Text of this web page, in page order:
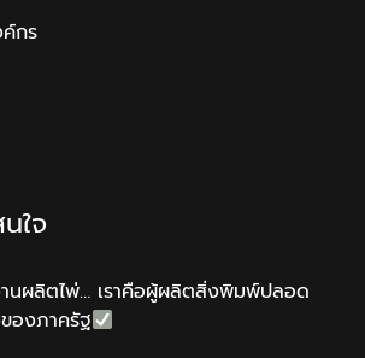
กร
ใจ
านผลิตไพ่… เราคือผู้ผลิตสิ่งพิมพ์ปลอด
องภาครัฐ